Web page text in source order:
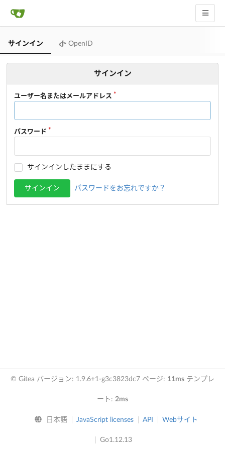
サインイン OpenID
サインイン
ユーザー名またはメールアドレス
パスワード
サインインしたままにする
サインイン パスワードをお忘れですか？
© Gitea バージョン: 1.9.6+1-g3c3823dc7 ページ: 11ms テンプレ
ート: 2ms
日本語 JavaScript licenses API Webサイト
Go1.12.13